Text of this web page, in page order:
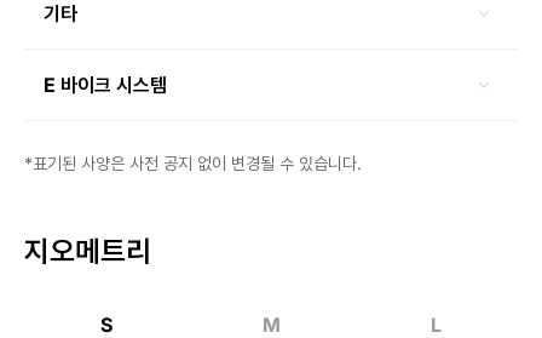
기타
E 바이크 시스템
*표기된 사양은 사전 공지 없이 변경될 수 있습니다.
지오메트리
S M L